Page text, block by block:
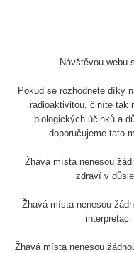
Poslední přidané mapy
Návštěvou webu
Pokud se rozhodnete díky
radioaktivitou, činíte tak
biologických účinků a
doporučujeme tato
Žhavá místa nenesou
zdraví v
Žhavá místa nenesou
interpretaci
Žhavá místa nenesou